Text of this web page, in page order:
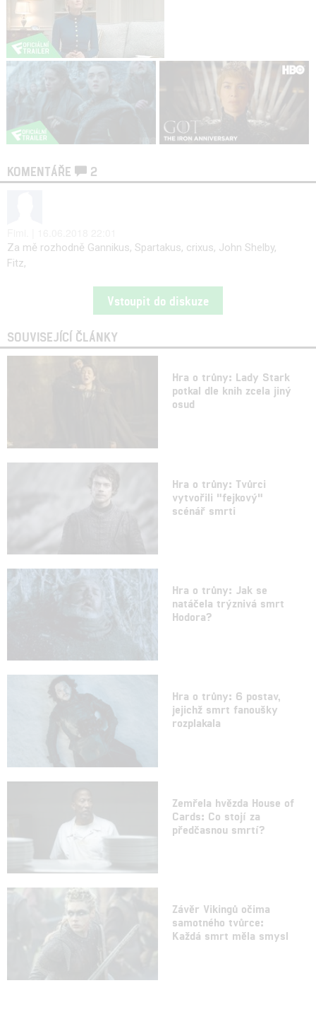
KOMENTÁŘE 2
Za mě rozhodně Gannikus, Spartakus, crixus, John Shelby,
Fitz,
Vstoupit do diskuze
SOUVISEJÍCÍ ČLÁNKY
Hra o trůny: Lady Stark
potkal dle knih zcela jiný
osud
Hra o trůny: Tvůrci
vytvořili "fejkový"
scénář smrti
Hra o trůny: Jak se
natáčela trýznivá smrt
Hodora?
Hra o trůny: 6 postav,
jejichž smrt fanoušky
rozplakala
Zemřela hvězda House of
Cards: Co stojí za
předčasnou smrtí?
Závěr Vikingů očima
samotného tvůrce:
Každá smrt měla smysl